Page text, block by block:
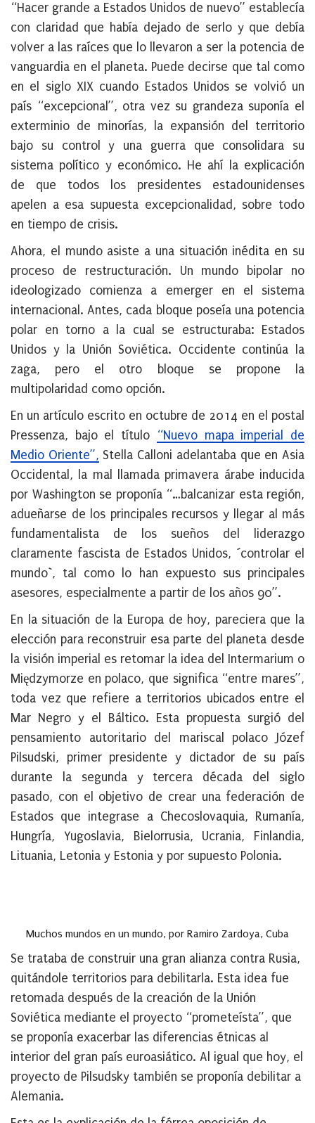
“Hacer grande a Estados Unidos de nuevo” establecía
con claridad que había dejado de serlo y que debía
volver a las raíces que lo llevaron a ser la potencia de
vanguardia en el planeta. Puede decirse que tal como
en el siglo XIX cuando Estados Unidos se volvió un
país “excepcional”, otra vez su grandeza suponía el
exterminio de minorías, la expansión del territorio
bajo su control y una guerra que consolidara su
sistema político y económico. He ahí la explicación
de que todos los presidentes estadounidenses
apelen a esa supuesta excepcionalidad, sobre todo
en tiempo de crisis.
Ahora, el mundo asiste a una situación inédita en su
proceso de restructuración. Un mundo bipolar no
ideologizado comienza a emerger en el sistema
internacional. Antes, cada bloque poseía una potencia
polar en torno a la cual se estructuraba: Estados
Unidos y la Unión Soviética. Occidente continúa la
zaga, pero el otro bloque se propone la
multipolaridad como opción.
En un artículo escrito en octubre de 2014 en el postal
Pressenza, bajo el título “Nuevo mapa imperial de
Medio Oriente”, Stella Calloni adelantaba que en Asia
Occidental, la mal llamada primavera árabe inducida
por Washington se proponía “…balcanizar esta región,
adueñarse de los principales recursos y llegar al más
fundamentalista de los sueños del liderazgo
claramente fascista de Estados Unidos, ´controlar el
mundo`, tal como lo han expuesto sus principales
asesores, especialmente a partir de los años 90”.
En la situación de la Europa de hoy, pareciera que la
elección para reconstruir esa parte del planeta desde
la visión imperial es retomar la idea del Intermarium o
Międzymorze en polaco, que significa “entre mares”,
toda vez que refiere a territorios ubicados entre el
Mar Negro y el Báltico. Esta propuesta surgió del
pensamiento autoritario del mariscal polaco Józef
Pilsudski, primer presidente y dictador de su país
durante la segunda y tercera década del siglo
pasado, con el objetivo de crear una federación de
Estados que integrase a Checoslovaquia, Rumanía,
Hungría, Yugoslavia, Bielorrusia, Ucrania, Finlandia,
Lituania, Letonia y Estonia y por supuesto Polonia.
Muchos mundos en un mundo, por Ramiro Zardoya, Cuba
Se trataba de construir una gran alianza contra Rusia,
quitándole territorios para debilitarla. Esta idea fue
retomada después de la creación de la Unión
Soviética mediante el proyecto “prometeísta”, que
se proponía exacerbar las diferencias étnicas al
interior del gran país euroasiático. Al igual que hoy, el
proyecto de Pilsudsky también se proponía debilitar a
Alemania.